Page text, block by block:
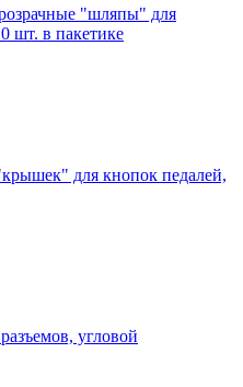
"шляпы" для
шт. в пакетике
для кнопок педалей,
угловой